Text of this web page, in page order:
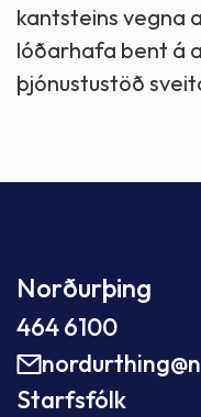
kantsteins vegna
lóðarhafa bent á
þjónustustöð
Norðurþing
464 6100
Starfsfólk